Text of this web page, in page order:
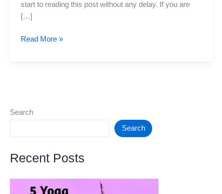
start to reading this post without any delay. If you are
[…]
UNDER
BEST
Read More »
Search
Search
Recent Posts